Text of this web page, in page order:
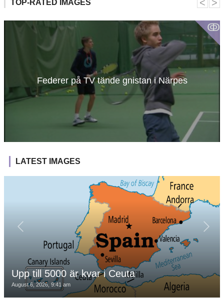
TOP-RATED IMAGES
ↂ
Federer på TV tände gnistan i Närpes
˂ ˃
LATEST IMAGES
Upp till 5000 är kvar i Ceuta
August 6, 2026, 9:41 am